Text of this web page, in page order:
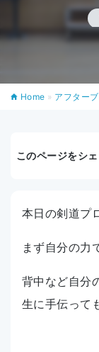
学校
アクセス
Home » アフター
このページをシ
本日の剣道プ
まず自分の力
背中など自分
生に手伝って